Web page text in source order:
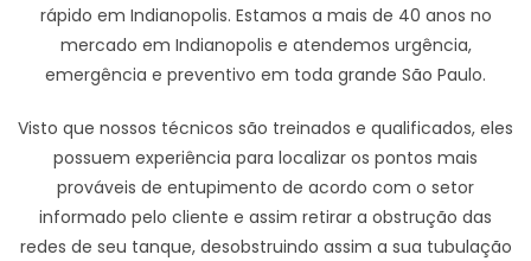
rápido em Indianopolis. Estamos a mais de 40 anos no
mercado em Indianopolis e atendemos urgência,
emergência e preventivo em toda grande São Paulo.
Visto que nossos técnicos são treinados e qualificados, eles
possuem experiência para localizar os pontos mais
prováveis de entupimento de acordo com o setor
informado pelo cliente e assim retirar a obstrução das
redes de seu tanque, desobstruindo assim a sua tubulação